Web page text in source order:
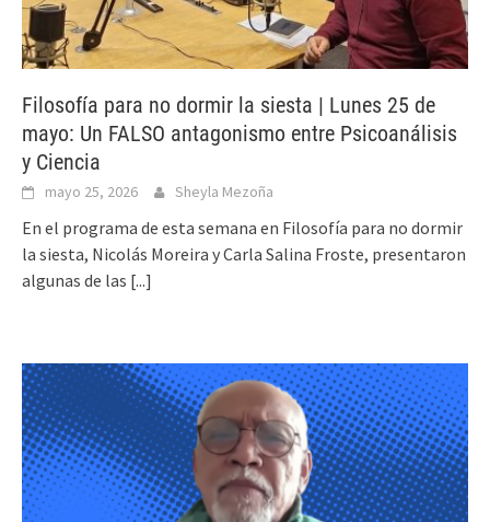
Filosofía para no dormir la siesta | Lunes 25 de
mayo: Un FALSO antagonismo entre Psicoanálisis
y Ciencia
mayo 25, 2026 Sheyla Mezoña
En el programa de esta semana en Filosofía para no dormir
la siesta, Nicolás Moreira y Carla Salina Froste, presentaron
algunas de las [...]